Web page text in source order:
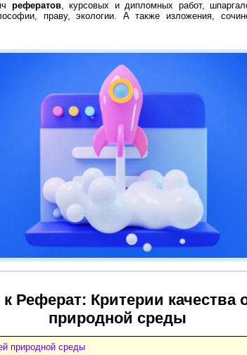
рефератов, курсовых и дипломных работ,
праву, экологии. А также изложения,
Реферат: Критерии качества
природной среды
природной среды